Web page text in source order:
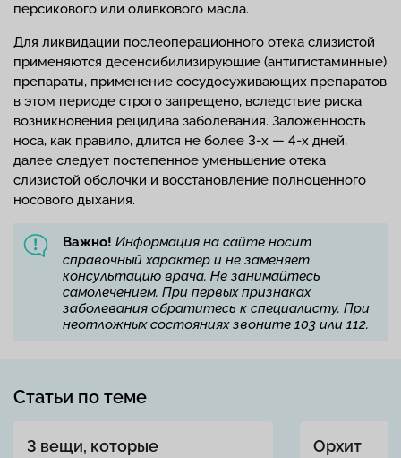
персикового или оливкового масла.
Для ликвидации послеоперационного отека слизистой
применяются десенсибилизирующие (антигистаминные)
препараты, применение сосудосуживающих препаратов
в этом периоде строго запрещено, вследствие риска
возникновения рецидива заболевания. Заложенность
носа, как правило, длится не более 3-х — 4-х дней,
далее следует постепенное уменьшение отека
слизистой оболочки и восстановление полноценного
носового дыхания.
Важно! Информация на сайте носит
справочный характер и не заменяет
консультацию врача. Не занимайтесь
самолечением. При первых признаках
заболевания обратитесь к специалисту. При
неотложных состояниях звоните 103 или 112.
Статьи по теме
3 вещи, которые
Орхит